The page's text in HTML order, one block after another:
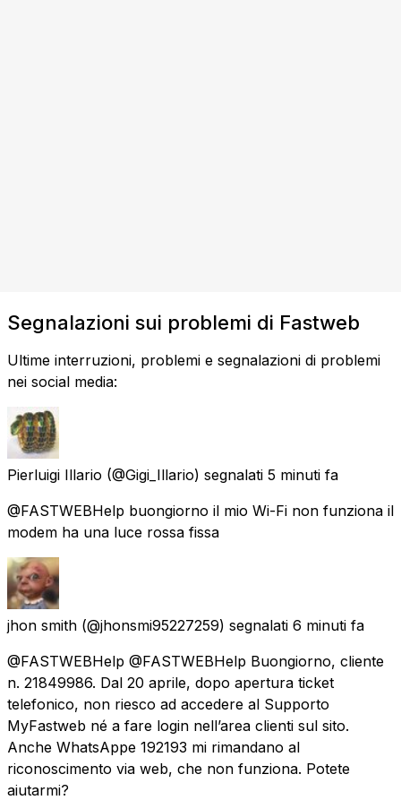
Segnalazioni sui problemi di Fastweb
Ultime interruzioni, problemi e segnalazioni di problemi
nei social media:
Pierluigi Illario (@Gigi_Illario) segnalati 5 minuti fa
@FASTWEBHelp buongiorno il mio Wi-Fi non funziona il
modem ha una luce rossa fissa
jhon smith (@jhonsmi95227259) segnalati 6 minuti fa
@FASTWEBHelp @FASTWEBHelp Buongiorno, cliente
n. 21849986. Dal 20 aprile, dopo apertura ticket
telefonico, non riesco ad accedere al Supporto
MyFastweb né a fare login nell’area clienti sul sito.
Anche WhatsAppe 192193 mi rimandano al
riconoscimento via web, che non funziona. Potete
aiutarmi?